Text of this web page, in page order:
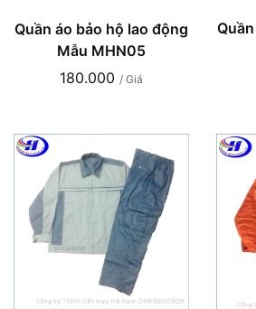
Quần áo bảo hộ lao động
Mẫu MHN05
180.000 / Giá